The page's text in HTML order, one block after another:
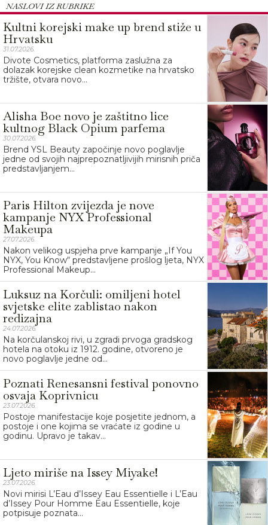
NASLOVI IZ RUBRIKE
Kultni korejski make up brend stiže u
Hrvatsku
31.07.2026.
Divote Cosmetics, platforma zaslužna za
dolazak korejske clean kozmetike na hrvatsko
tržište, otvara novo...
Alisha Boe novo je zaštitno lice
kultnog Black Opium parfema
30.07.2026.
Brend YSL Beauty započinje novo poglavlje
jedne od svojih najprepoznatljivijih mirisnih priča
predstavljanjem...
Paris Hilton zvijezda je nove
kampanje NYX Professional
Makeupa
27.07.2026.
Nakon velikog uspjeha prve kampanje „If You
NYX, You Know“ predstavljene prošlog ljeta, NYX
Professional Makeup...
Luksuz na Korčuli: omiljeni hotel
svjetske elite zablistao nakon
redizajna
24.07.2026.
Na korčulanskoj rivi, u zgradi prvoga gradskog
hotela na otoku iz 1912. godine, otvoreno je
novo poglavlje jedne od...
Poznati Renesansni festival ponovno
osvaja Koprivnicu
23.07.2026.
Postoje manifestacije koje posjetite jednom, a
postoje i one kojima se vraćate iz godine u
godinu. Upravo je takav...
Ljeto miriše na Issey Miyake!
23.07.2026.
Novi mirisi L’Eau d’Issey Eau Essentielle i L’Eau
d’Issey Pour Homme Eau Essentielle, koje
potpisuje poznata...